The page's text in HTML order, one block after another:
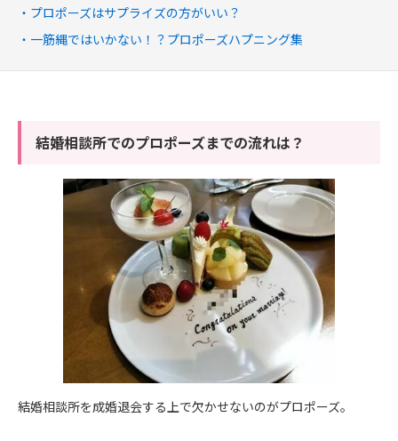
プロポーズはサプライズの方がいい？
一筋縄ではいかない！？プロポーズハプニング集
結婚相談所でのプロポーズまでの流れは？
結婚相談所を成婚退会する上で欠かせないのがプロポーズ。